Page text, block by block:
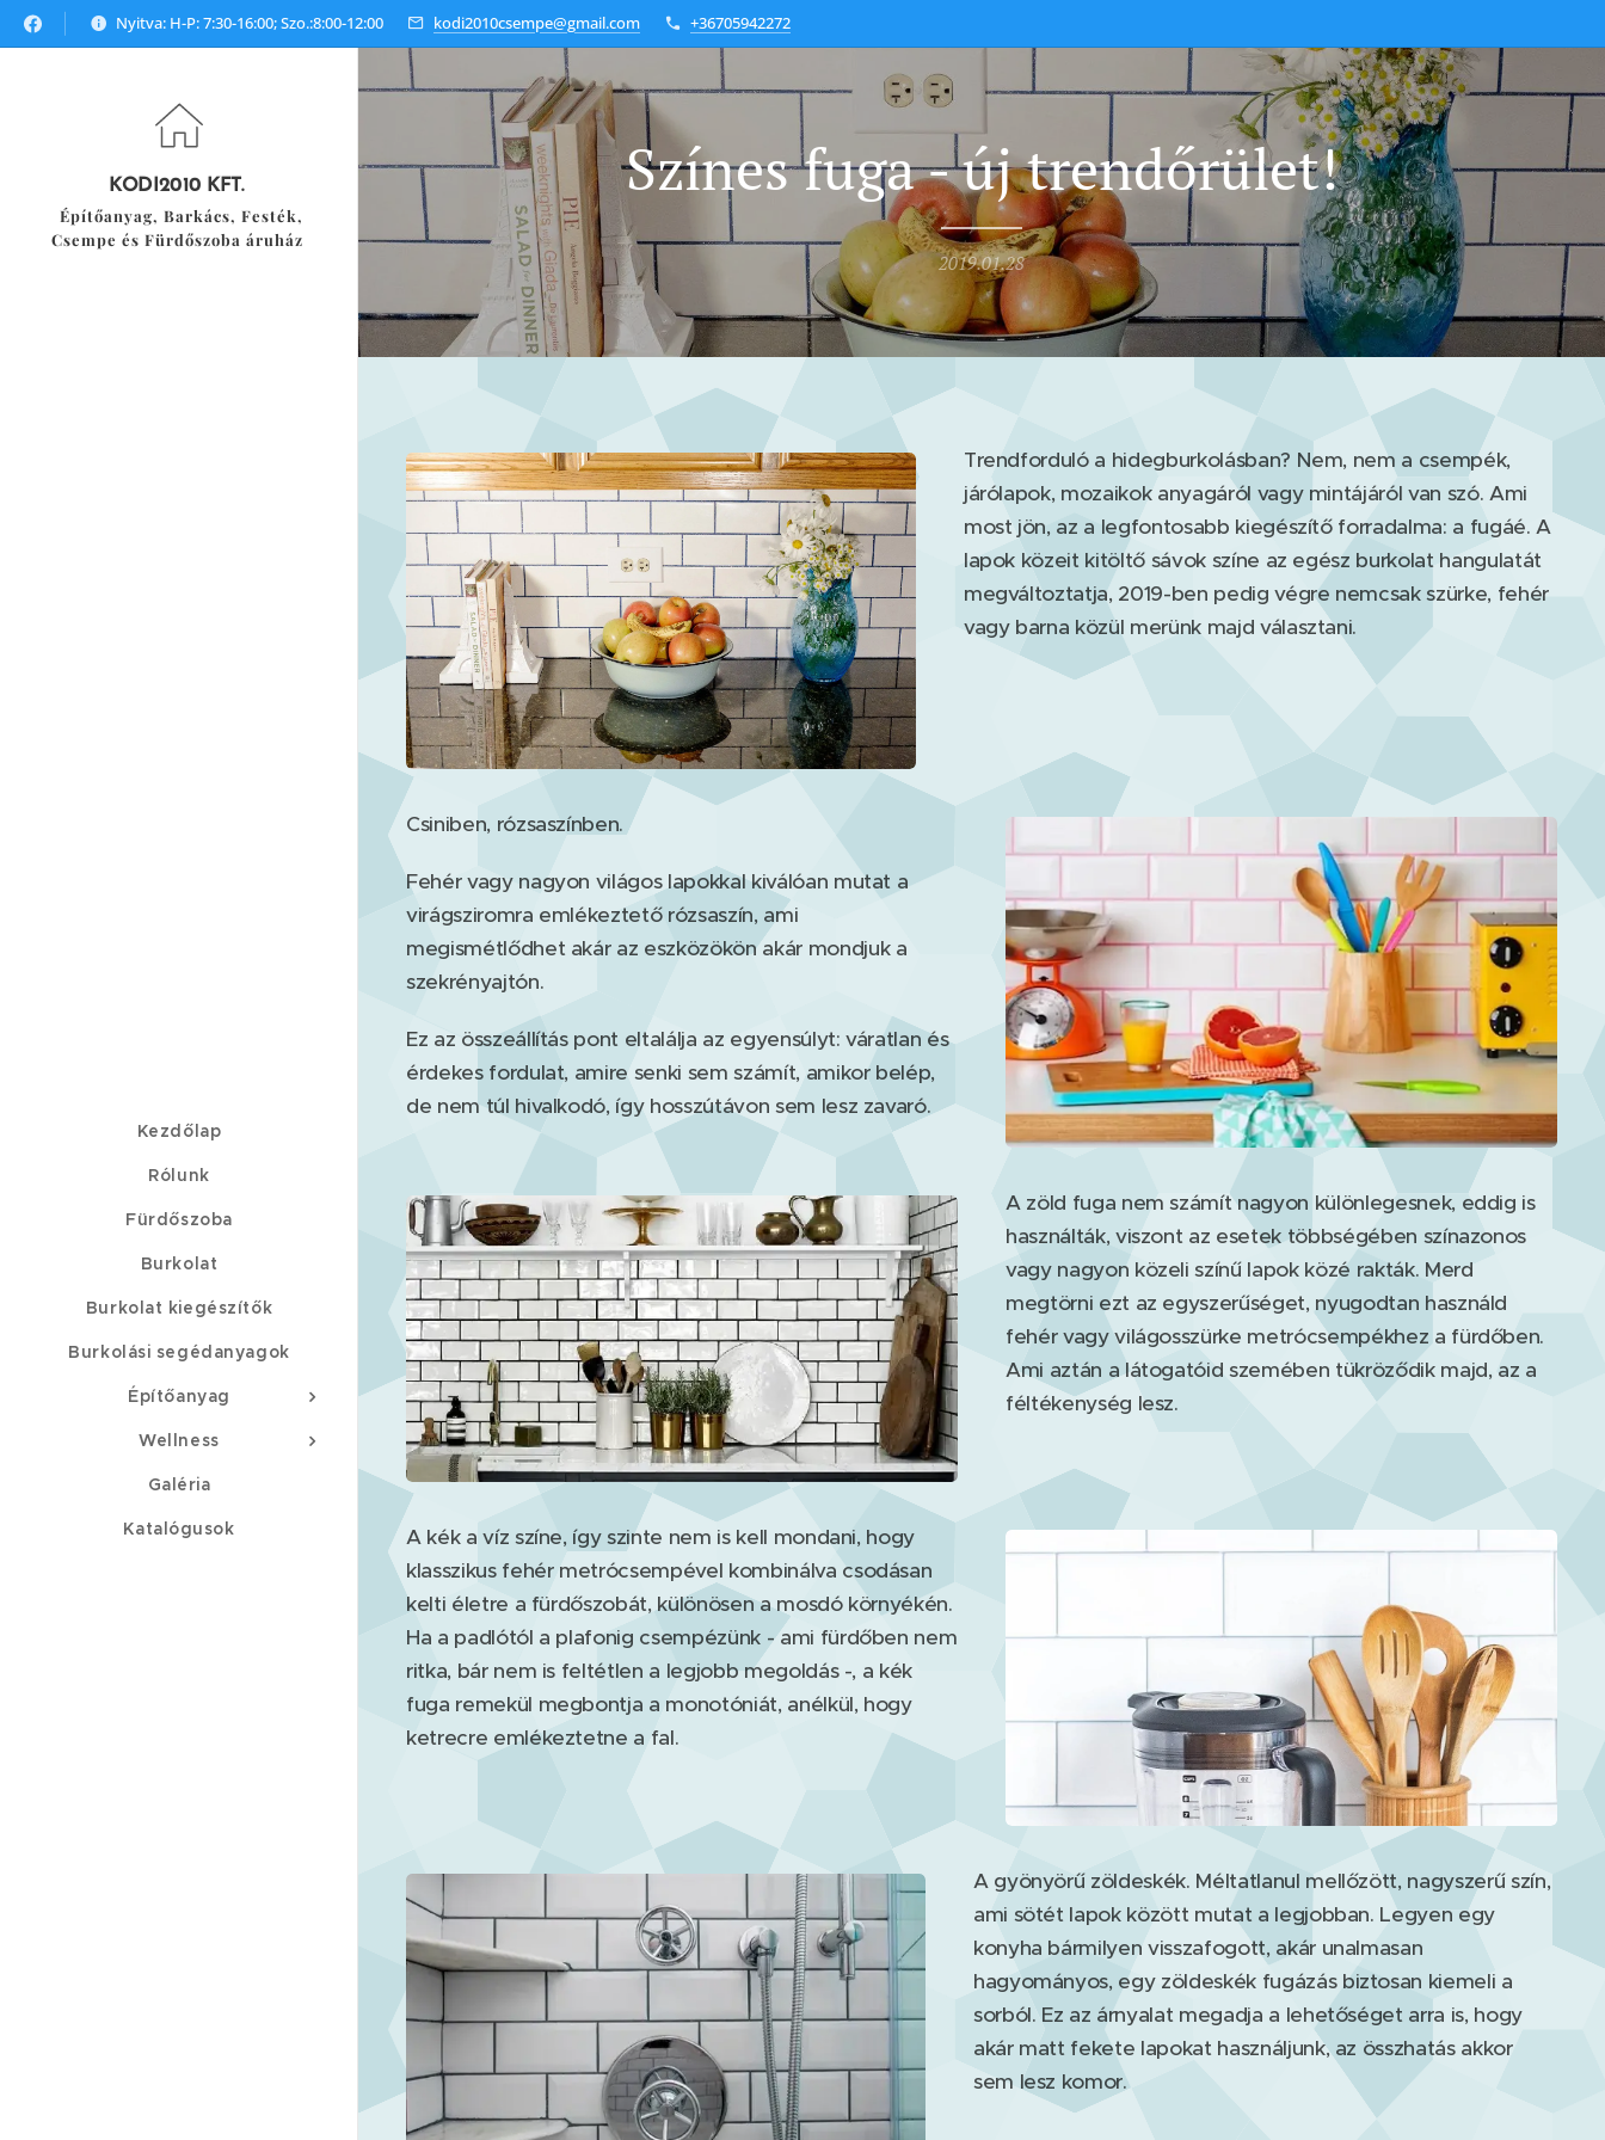
Nyitva: H-P: 7:30-16:00; Szo.:8:00-12:00 kodi2010csempe@gmail.com +36705942272
KODI2010 KFT.
Építőanyag, Barkács, Festék,
Csempe és Fürdőszoba áruház
Kezdőlap
Rólunk
Fürdőszoba
Burkolat
Burkolat kiegészítők
Burkolási segédanyagok
Építőanyag
Wellness
Galéria
Katalógusok
Színes fuga - új trendőrület!
2019.01.28
Trendforduló a hidegburkolásban? Nem, nem a csempék,
járólapok, mozaikok anyagáról vagy mintájáról van szó. Ami
most jön, az a legfontosabb kiegészítő forradalma: a fugáé. A
lapok közeit kitöltő sávok színe az egész burkolat hangulatát
megváltoztatja, 2019-ben pedig végre nemcsak szürke, fehér
vagy barna közül merünk majd választani.
Csiniben, rózsaszínben.
Fehér vagy nagyon világos lapokkal kiválóan mutat a
virágsziromra emlékeztető rózsaszín, ami
megismétlődhet akár az eszközökön akár mondjuk a
szekrényajtón.
Ez az összeállítás pont eltalálja az egyensúlyt: váratlan és
érdekes fordulat, amire senki sem számít, amikor belép,
de nem túl hivalkodó, így hosszútávon sem lesz zavaró.
A zöld fuga nem számít nagyon különlegesnek, eddig is
használták, viszont az esetek többségében színazonos
vagy nagyon közeli színű lapok közé rakták. Merd
megtörni ezt az egyszerűséget, nyugodtan használd
fehér vagy világosszürke metrócsempékhez a fürdőben.
Ami aztán a látogatóid szemében tükröződik majd, az a
féltékenység lesz.
A kék a víz színe, így szinte nem is kell mondani, hogy
klasszikus fehér metrócsempével kombinálva csodásan
kelti életre a fürdőszobát, különösen a mosdó környékén.
Ha a padlótól a plafonig csempézünk - ami fürdőben nem
ritka, bár nem is feltétlen a legjobb megoldás -, a kék
fuga remekül megbontja a monotóniát, anélkül, hogy
ketrecre emlékeztetne a fal.
A gyönyörű zöldeskék. Méltatlanul mellőzött, nagyszerű szín,
ami sötét lapok között mutat a legjobban. Legyen egy
konyha bármilyen visszafogott, akár unalmasan
hagyományos, egy zöldeskék fugázás biztosan kiemeli a
sorból. Ez az árnyalat megadja a lehetőséget arra is, hogy
akár matt fekete lapokat használjunk, az összhatás akkor
sem lesz komor.